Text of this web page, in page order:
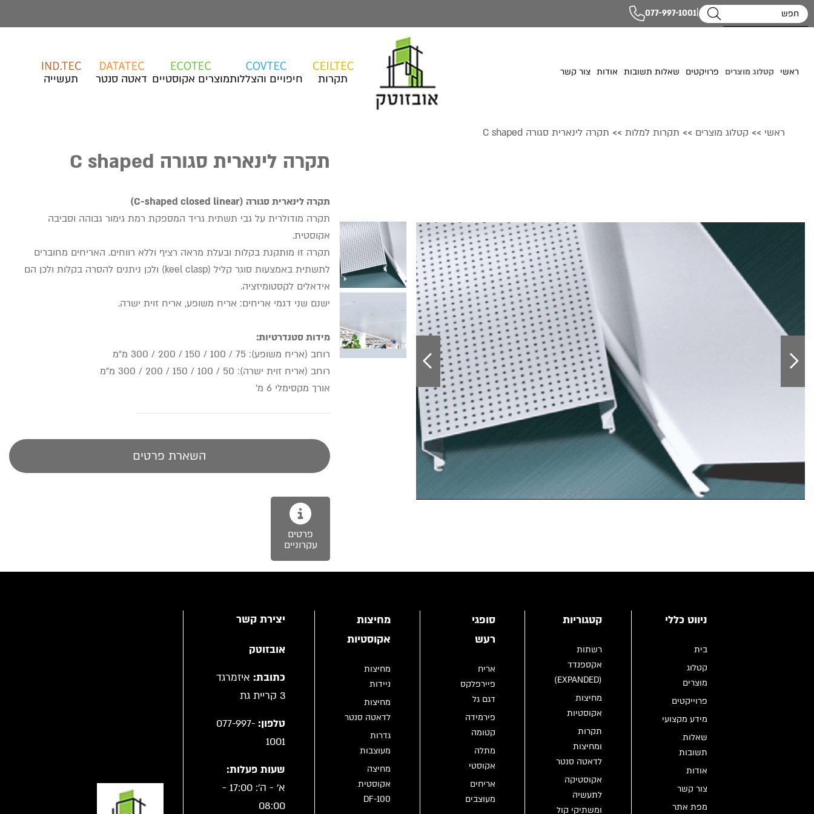
|
077-997-1001
ראשי קטלוג מוצרים פרויקטים שאלות תשובות אודות צור קשר
תקרות חיפויים והצללותמוצרים אקוסטיים דאטה סנטר תעשייה
ראשי >> קטלוג מוצרים >> תקרות למלות >> תקרה לינארית סגורה C shaped
תקרה לינארית סגורה C shaped
תקרה לינארית סגורה (C-shaped closed linear)
תקרה מודולרית על גבי תשתית גריד המספקת רמת גימור גבוהה וסביבה
אקוסטית.
תקרה זו מותקנת בקלות ובעלת מראה רציף וללא רווחים. האריחים מחוברים
לתשתית באמצעות סוגר קליל (keel clasp) ולכן ניתנים להסרה בקלות ולכן הם
אידאלים לקסטומיזציה.
ישנם שני דגמי אריחים: אריח משופע, אריח זוית ישרה.
מידות סטנדרטיות:
רוחב (אריח משופע): 75 / 100 / 150 / 200 / 300 מ״מ
רוחב (אריח זוית ישרה): 50 / 100 / 150 / 200 / 300 מ״מ
אורך מקסימלי 6 מ׳
השארת פרטים
פרטים
עקרוניים
ניווט כללי
בית
קטלוג
מוצרים
פרוייקטים
מידע מקצועי
שאלות
תשובות
אודות
צור קשר
מפת אתר
קטגוריות
רשתות
אקספנדד
(EXPANDED)
מחיצות
אקוסטיות
תקרות
ומחיצות
לדאטה סנטר
אקוסטיקה
לתעשיה
ומשתיקי קול
סופגי
רעש
אריח
פיירפלקס
דגם גל
פירמידה
קטומה
מתלה
אקוסטי
אריחים
מעוצבים
מחיצות
אקוסטיות
מחיצות
ניידות
מחיצות
לדאטה סנטר
גדרות
מעוצבות
מחיצה
אקוסטית
DF-100
יצירת קשר
אובזוטק
כתובת: איזמרגד
3 קריית גת
טלפון: 077-997-
1001
שעות פעלות:
א' - ה': 17:00 -
08:00